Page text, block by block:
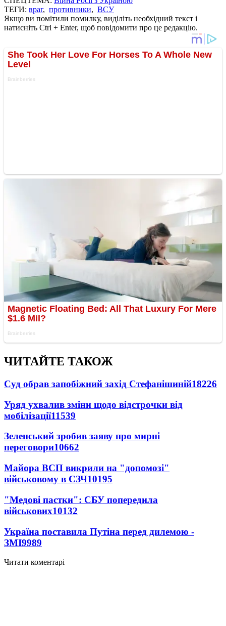
ТЕГИ: враг, противники, ВСУ
Якщо ви помітили помилку, виділіть необхідний текст і
натисніть Ctrl + Enter, щоб повідомити про це редакцію.
ЧИТАЙТЕ ТАКОЖ
Суд обрав запобіжний захід Стефанішиній18226
Уряд ухвалив зміни щодо відстрочки від
мобілізації11539
Зеленський зробив заяву про мирні
переговори10662
Майора ВСП викрили на "допомозі"
військовому в СЗЧ10195
"Медові пастки": СБУ попередила
військових10132
Україна поставила Путіна перед дилемою -
ЗМІ9989
Читати коментарі